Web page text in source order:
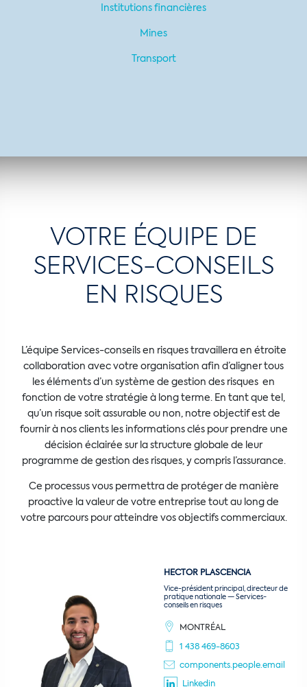
Institutions financières
Mines
Transport
VOTRE ÉQUIPE DE
SERVICES-CONSEILS
EN RISQUES
L’équipe Services-conseils en risques travaillera en étroite
collaboration avec votre organisation afin d’aligner tous
les éléments d’un système de gestion des risques en
fonction de votre stratégie à long terme. En tant que tel,
qu’un risque soit assurable ou non, notre objectif est de
fournir à nos clients les informations clés pour prendre une
décision éclairée sur la structure globale de leur
programme de gestion des risques, y compris l’assurance.
Ce processus vous permettra de protéger de manière
proactive la valeur de votre entreprise tout au long de
votre parcours pour atteindre vos objectifs commerciaux.
HECTOR PLASCENCIA
Vice-président principal, directeur de
pratique nationale — Services-
conseils en risques
MONTRÉAL
1 438 469-8603
components.people.email
Linkedin